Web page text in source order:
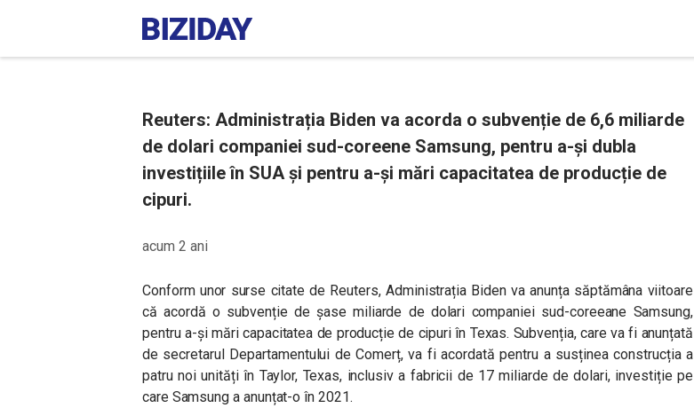
Reuters: Administrația Biden va acorda o subvenție de 6,6 miliarde
de dolari companiei sud-coreene Samsung, pentru a-și dubla
investițiile în SUA și pentru a-și mări capacitatea de producție de
cipuri.
acum 2 ani
Conform unor surse citate de Reuters, Administrația Biden va anunța săptămâna viitoare
că acordă o subvenție de șase miliarde de dolari companiei sud-coreeane Samsung,
pentru a-și mări capacitatea de producție de cipuri în Texas. Subvenția, care va fi anunțată
de secretarul Departamentului de Comerț, va fi acordată pentru a susținea construcția a
patru noi unități în Taylor, Texas, inclusiv a fabricii de 17 miliarde de dolari, investiție pe
care Samsung a anunțat-o în 2021.